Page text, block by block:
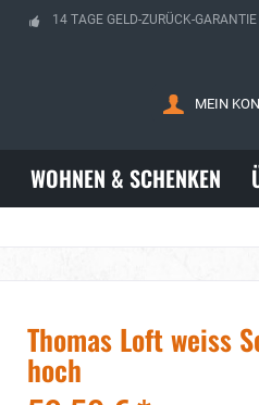
14 TAGE GELD-ZURÜCK-GARANTIE
MEIN
WOHNEN & SCHENKEN
Thomas Loft weiss
hoch